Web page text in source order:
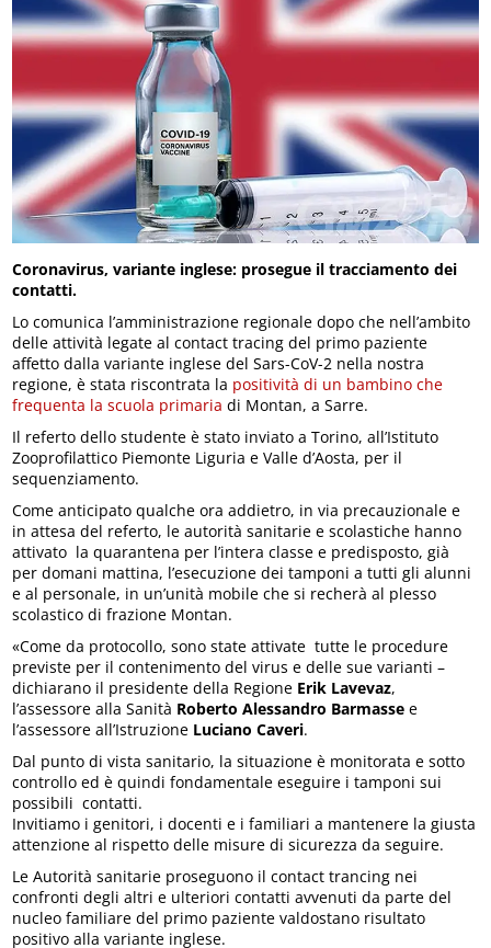
Coronavirus, variante inglese: prosegue il tracciamento dei
contatti.
Lo comunica l’amministrazione regionale dopo che nell’ambito
delle attività legate al contact tracing del primo paziente
affetto dalla variante inglese del Sars-CoV-2 nella nostra
regione, è stata riscontrata la positività di un bambino che
frequenta la scuola primaria di Montan, a Sarre.
Il referto dello studente è stato inviato a Torino, all’Istituto
Zooprofilattico Piemonte Liguria e Valle d’Aosta, per il
sequenziamento.
Come anticipato qualche ora addietro, in via precauzionale e
in attesa del referto, le autorità sanitarie e scolastiche hanno
attivato la quarantena per l’intera classe e predisposto, già
per domani mattina, l’esecuzione dei tamponi a tutti gli alunni
e al personale, in un’unità mobile che si recherà al plesso
scolastico di frazione Montan.
«Come da protocollo, sono state attivate tutte le procedure
previste per il contenimento del virus e delle sue varianti –
dichiarano il presidente della Regione Erik Lavevaz,
l’assessore alla Sanità Roberto Alessandro Barmasse e
l’assessore all’Istruzione Luciano Caveri.
Dal punto di vista sanitario, la situazione è monitorata e sotto
controllo ed è quindi fondamentale eseguire i tamponi sui
possibili contatti.
Invitiamo i genitori, i docenti e i familiari a mantenere la giusta
attenzione al rispetto delle misure di sicurezza da seguire.
Le Autorità sanitarie proseguono il contact trancing nei
confronti degli altri e ulteriori contatti avvenuti da parte del
nucleo familiare del primo paziente valdostano risultato
positivo alla variante inglese.